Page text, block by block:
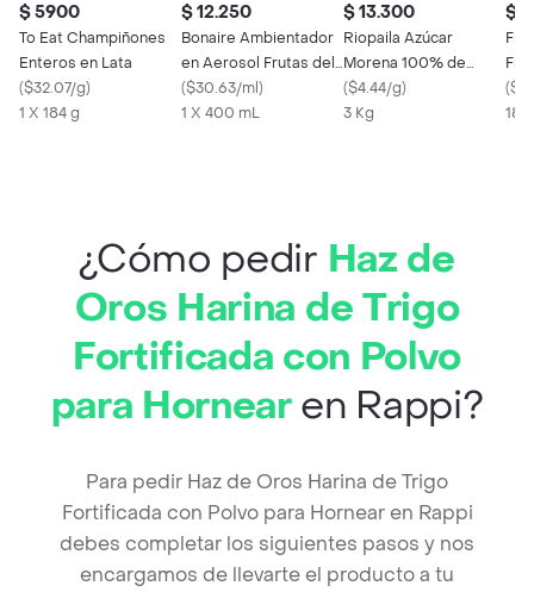
$ 5900
To Eat Champiñones
Enteros en Lata
($32.07/g)
1 X 184 g
$ 12.250
Bonaire Ambientador
en Aerosol Frutas del
Caribe
($30.63/ml)
1 X 400 mL
$ 13.300
Riopaila Azúcar
Morena 100% de
Caña
($4.44/g)
3 Kg
$
(
¿Cómo pedir Haz de
Oros Harina de Trigo
Fortificada con Polvo
para Hornearen Rappi?
Para pedir Haz de Oros Harina de Trigo
Fortificada con Polvo para Hornear en Rappi
debes completar los siguientes pasos y nos
encargamos de llevarte el producto a tu